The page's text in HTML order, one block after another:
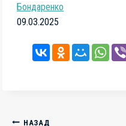
Бондаренко
09.03.2025
НАЗАД